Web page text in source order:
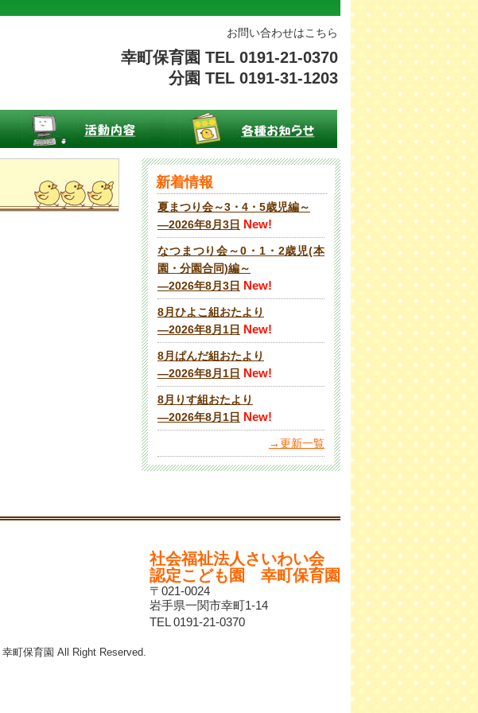
お問い合わせはこちら
幸町保育園 TEL 0191-21-0370
分園 TEL 0191-31-1203
新着情報
夏まつり会～3・4・5歳児編～
―2026年8月3日 New!
なつまつり会～0・1・2歳児(本
園・分園合同)編～
―2026年8月3日 New!
8月ひよこ組おたより
―2026年8月1日 New!
8月ぱんだ組おたより
―2026年8月1日 New!
8月りす組おたより
―2026年8月1日 New!
→更新一覧
社会福祉法人さいわい会
認定こども園 幸町保育園
〒021-0024
岩手県一関市幸町1-14
TEL 0191-21-0370
保育園 All Right Reserved.